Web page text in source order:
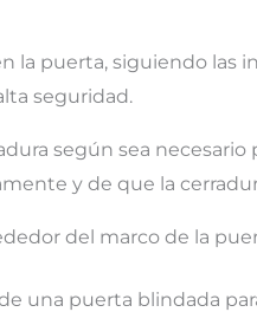
la puerta, siguiendo las
seguridad.
según sea
y de que la
del marco de la
una puerta blindada